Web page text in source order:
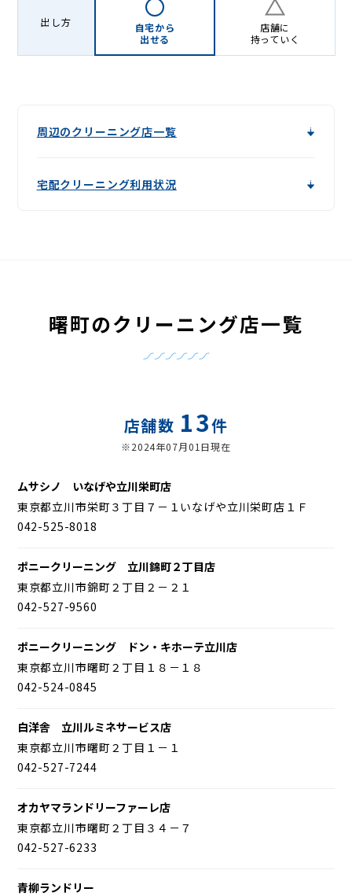
出し方
自宅から
出せる
店舗に
持っていく
周辺のクリーニング店一覧
宅配クリーニング利用状況
曙町のクリーニング店一覧
店舗数 13件
※2024年07月01日現在
ムサシノ いなげや立川栄町店
東京都立川市栄町３丁目７－１いなげや立川栄町店１Ｆ
042-525-8018
ポニークリーニング 立川錦町２丁目店
東京都立川市錦町２丁目２－２１
042-527-9560
ポニークリーニング ドン・キホーテ立川店
東京都立川市曙町２丁目１８－１８
042-524-0845
白洋舎 立川ルミネサービス店
東京都立川市曙町２丁目１－１
042-527-7244
オカヤマランドリーファーレ店
東京都立川市曙町２丁目３４－７
042-527-6233
青柳ランドリー